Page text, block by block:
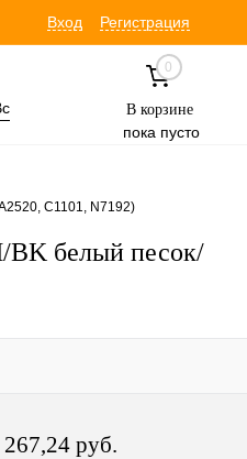
Вход Регистрация
0
В корзине
пока пусто
C1101, N7192)
BK белый песок/
267,24 pуб.